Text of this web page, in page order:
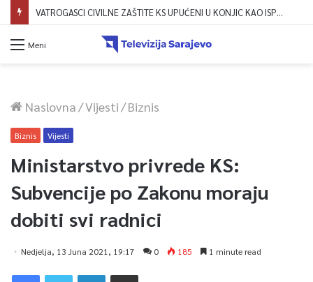
VATROGASCI CIVILNE ZAŠTITE KS UPUĆENI U KONJIC KAO ISPOMOĆ U GAŠENJU POŽARA
Meni
Naslovna/Vijesti/Biznis
Biznis Vijesti
Ministarstvo privrede KS:
Subvencije po Zakonu moraju
dobiti svi radnici
Nedjelja, 13 Juna 2021, 19:17 0 185 1 minute read